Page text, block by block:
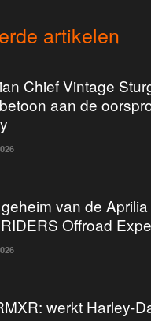
artikelen
Chief Vintage
aan de
van de
Offroad
werkt Harley-